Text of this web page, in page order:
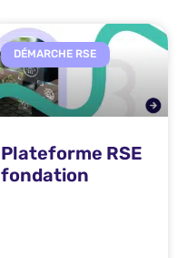
DÉMARCHE RSE
Plateforme RSE
fondation